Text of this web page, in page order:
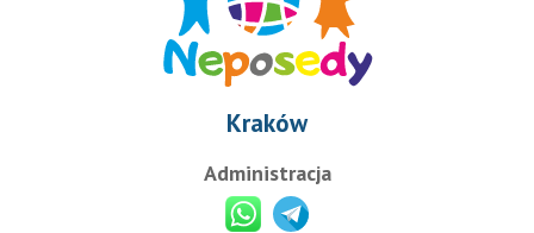
Kraków
Administracja